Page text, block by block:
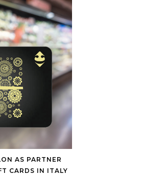
AS PARTNER
CARDS IN ITALY